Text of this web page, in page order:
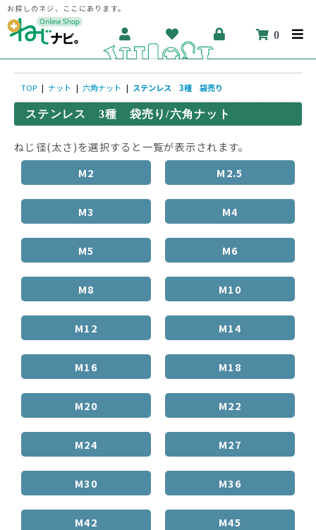
お探しのネジ、ここにあります。
0
TOP | ナット | 六角ナット | ステンレス 3種 袋売り
ステンレス 3種 袋売り/六角ナット
ねじ径(太さ)を選択すると一覧が表示されます。
M2
M2.5
M3 M4
M5 M6
M8 M10
M12 M14
M16 M18
M20 M22
M24 M27
M30 M36
M42 M45